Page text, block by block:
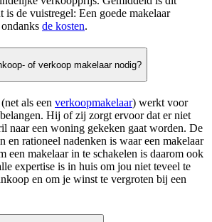
is de vuistregel: Een goede makelaar
de kosten.
of verkoop makelaar nodig?
als een verkoopmakelaar) werkt voor
Hij of zij zorgt ervoor dat er niet
naar een woning gekeken gaat worden. De
en rationeel nadenken is waar een makelaar
een makelaar in te schakelen is daarom ook
expertise is in huis om jou niet teveel te
en om je winst te vergroten bij een